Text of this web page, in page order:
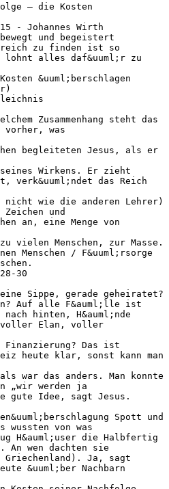
– die Kosten
- Johannes Wirth
und begeistert
zu finden ist so
alles daf&uuml;r zu
&uuml;berschlagen
Zusammenhang steht das
vorher, was
begleiteten Jesus, als er
Wirkens. Er zieht
verk&uuml;ndet das Reich
wie die anderen Lehrer)
und
an, eine Menge von
vielen Menschen, zur Masse.
Menschen / F&uuml;rsorge
30
Sippe, gerade geheiratet?
Auf alle F&auml;lle ist
nach hinten, H&auml;nde
voller Elan, voller
Das ist
heute klar, sonst kann man
war das anders. Man konnte
„wir werden ja
gute Idee, sagt Jesus.
Spott und
wussten von was
H&auml;user die Halbfertig
An wen dachten sie
Ja, sagt
&uuml;ber Nachbarn